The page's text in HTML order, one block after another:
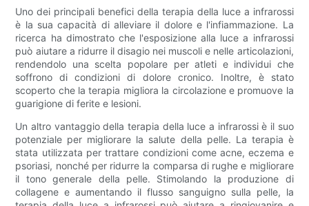
Uno dei principali benefici della terapia della luce a infrarossi
è la sua capacità di alleviare il dolore e l'infiammazione. La
ricerca ha dimostrato che l'esposizione alla luce a infrarossi
può aiutare a ridurre il disagio nei muscoli e nelle articolazioni,
rendendolo una scelta popolare per atleti e individui che
soffrono di condizioni di dolore cronico. Inoltre, è stato
scoperto che la terapia migliora la circolazione e promuove la
guarigione di ferite e lesioni.
Un altro vantaggio della terapia della luce a infrarossi è il suo
potenziale per migliorare la salute della pelle. La terapia è
stata utilizzata per trattare condizioni come acne, eczema e
psoriasi, nonché per ridurre la comparsa di rughe e migliorare
il tono generale della pelle. Stimolando la produzione di
collagene e aumentando il flusso sanguigno sulla pelle, la